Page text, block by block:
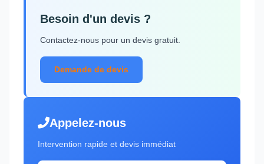
Besoin d'un devis ?
Contactez-nous pour un devis gratuit.
Demande de devis
Appelez-nous
Intervention rapide et devis immédiat